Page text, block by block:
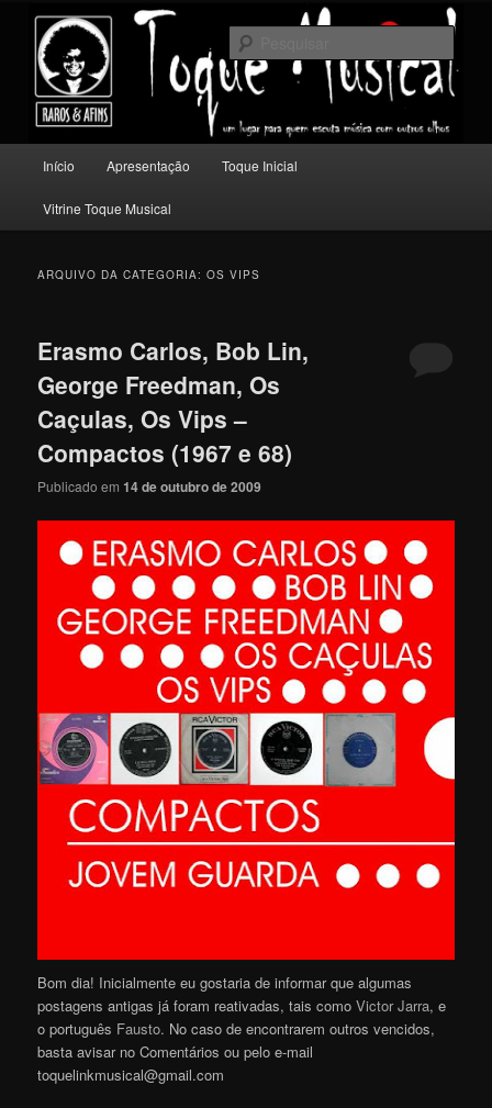
conteúdo
principal
conteúdo
secundário
Toque Musical
Um lugar para quem escuta música com outros olhos.
principal
Início Apresentação Toque Inicial
Vitrine Toque Musical
ARQUIVO DA CATEGORIA:OS VIPS
Erasmo Carlos, Bob Lin,
George Freedman, Os
Caçulas, Os Vips –
Compactos (1967 e 68)
Publicado em14 de outubro de 2009
Bom dia! Inicialmente eu gostaria de informar que algumas
postagens antigas já foram reativadas, tais comoVictor Jarra, e
o português Fausto. No caso de encontrarem outros vencidos,
basta avisar no Comentários ou pelo e-mail
toquelinkmusical@gmail.com